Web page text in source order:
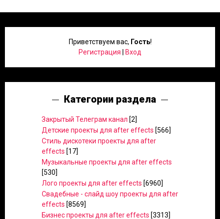
Приветствуем вас, Гость!
Регистрация
Вход
Категории раздела
Закрытый Телеграм канал [2]
Детские проекты для after effects [566]
Стиль дискотеки проекты для after
effects [17]
Музыкальные проекты для after effects
[530]
Лого проекты для after effects [6960]
Свадебные - слайд шоу проекты для after
effects [8569]
Бизнес проекты для after effects [3313]